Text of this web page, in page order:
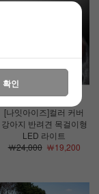
[나잇아이즈]컬러 커버
강아지 반려견 목걸이형
LED 라이트
￦24,000￦19,200
확인